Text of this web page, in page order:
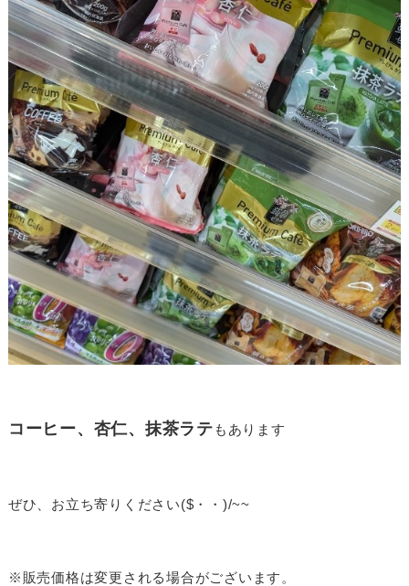
コーヒー、杏仁、抹茶ラテ もあります
ぜひ、お立ち寄りください($・・)/~~
※販売価格は変更される場合がございます。